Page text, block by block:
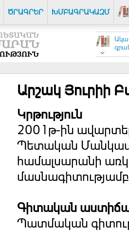
ԾՐԱԳՐԵՐ ԽՄԲԱԳՐԱԿԱԶՄ
Արշակ Յուրիի
Կրթություն
2001թ-ին
Պետական
համալսարանի
մասնագիտությամբ
Գիտական
Պատմական